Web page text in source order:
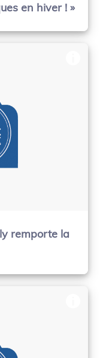
en hiver ! »
remporte la